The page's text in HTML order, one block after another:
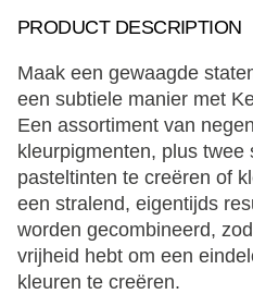
PRODUCT DESCRIPTION
Maak een gewaagde
een subtiele manier met
Een assortiment van
kleurpigmenten, plus twee
pasteltinten te creëren of
een stralend, eigentijds
worden gecombineerd,
vrijheid hebt om een
kleuren te creëren.